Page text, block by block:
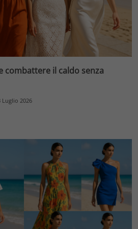
combattere il caldo senza
Luglio 2026